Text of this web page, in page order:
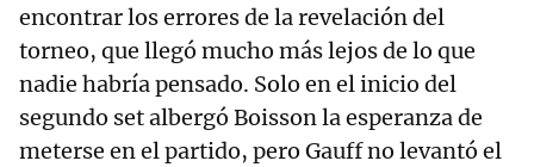
encontrar los errores de la revelación del
torneo, que llegó mucho más lejos de lo que
nadie habría pensado. Solo en el inicio del
segundo set albergó Boisson la esperanza de
meterse en el partido, pero Gauff no levantó el